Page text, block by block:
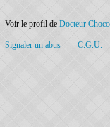
Voir le profil de Docteur
Signaler un abus C.G.U.